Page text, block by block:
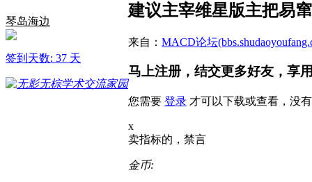
琴岛海边
签到天数: 37 天
建议主宰维星版主把易
来自： MACD论坛
马上注册，结交更多好友，享
您需要 登录 才可以下载或查看，没
x
卖指标的，禁言
金币: